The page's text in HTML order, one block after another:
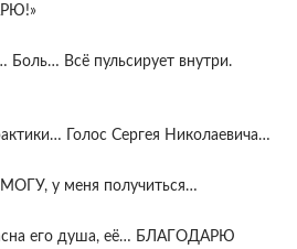
Боль… Всё пульсирует внутри.
Голос Сергея Николаевича…
у меня получиться…
его душа, её… БЛАГОДАРЮ